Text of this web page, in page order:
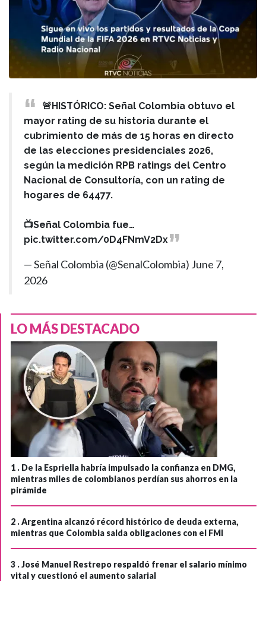
🚨HISTÓRICO: Señal Colombia obtuvo el
mayor rating de su historia durante el
cubrimiento de más de 15 horas en directo
de las elecciones presidenciales 2026,
según la medición RPB ratings del Centro
Nacional de Consultoría, con un rating de
hogares de 64477.
📺Señal Colombia fue…
pic.twitter.com/0D4FNmV2Dx
— Señal Colombia (@SenalColombia) June 7,
2026
LO MÁS DESTACADO
1 . De la Espriella habría impulsado la confianza en DMG,
mientras miles de colombianos perdían sus ahorros en la
pirámide
2 .Argentina alcanzó récord histórico de deuda externa,
mientras que Colombia salda obligaciones con el FMI
3 .José Manuel Restrepo respaldó frenar el salario mínimo
vital y cuestionó el aumento salarial